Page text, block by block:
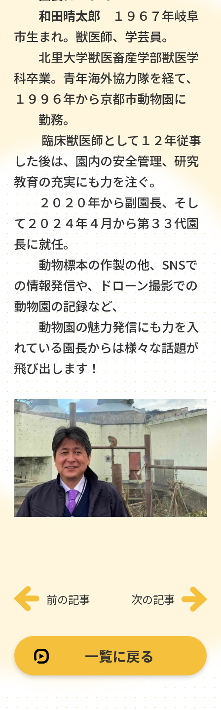
和田晴太郎
１９６７年岐阜
市生まれ。獣医師、学芸員。
北里大学獣医畜産学部獣医学
科卒業。青年海外協力隊を経て、
１９９６年から京都市動物園に
勤務。
臨床獣医師として１２年従事
した後は、園内の安全管理、研究
教育の充実にも力を注ぐ。
２０２０年から副園長、そし
て２０２４年４月から第３３代園
長に就任。
動物標本の作製の他、SNSで
の情報発信や、ドローン撮影での
動物園の記録など、
動物園の魅力発信にも力を入
れている園長からは様々な話題が
飛び出します！
前の記事
一覧に戻る
次の記事